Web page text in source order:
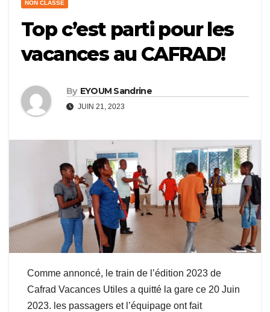
NON CLASSÉ
Top c’est parti pour les
vacances au CAFRAD!
By EYOUM Sandrine
JUIN 21, 2023
Comme annoncé, le train de l’édition 2023 de
Cafrad Vacances Utiles a quitté la gare ce 20 Juin
2023. les passagers et l’équipage ont fait